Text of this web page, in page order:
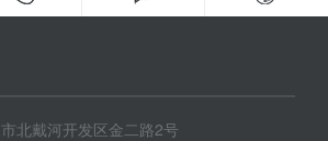
北戴河开发区金二路2号